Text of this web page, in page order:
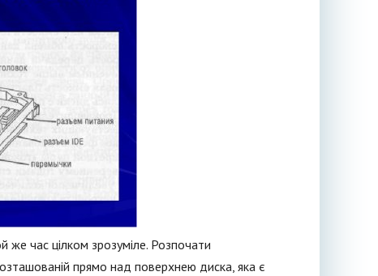
же час цілком зрозуміле. Розпочати
прямо над поверхнею диска, яка є